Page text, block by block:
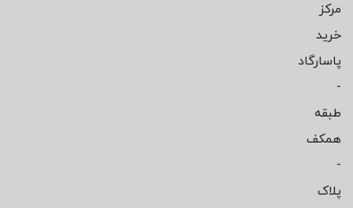
مرکز
خرید
پاسارگاد
-
طبقه
همکف
-
پلاک